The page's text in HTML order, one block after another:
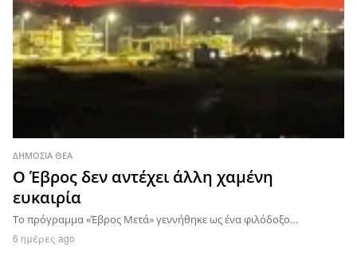
ΔΗΜΌΣΙΑ ΘΈΑ
Ο Έβρος δεν αντέχει άλλη χαμένη
ευκαιρία
Το πρόγραμμα «Έβρος Μετά» γεννήθηκε ως ένα φιλόδοξο…
6 ημέρες ago